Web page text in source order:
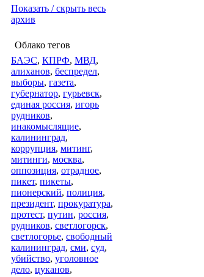
Показать / скрыть весь
архив
Облако тегов
БАЭС, КПРФ, МВД,
алиханов, беспредел,
выборы, газета,
губернатор, гурьевск,
единая россия, игорь
рудников,
инакомыслящие,
калининград,
коррупция, митинг,
митинги, москва,
оппозиция, отрадное,
пикет, пикеты,
пионерский, полиция,
президент, прокуратура,
протест, путин, россия,
рудников, светлогорск,
светлогорье, свободный
калининград, сми, суд,
убийство, уголовное
дело, цуканов,